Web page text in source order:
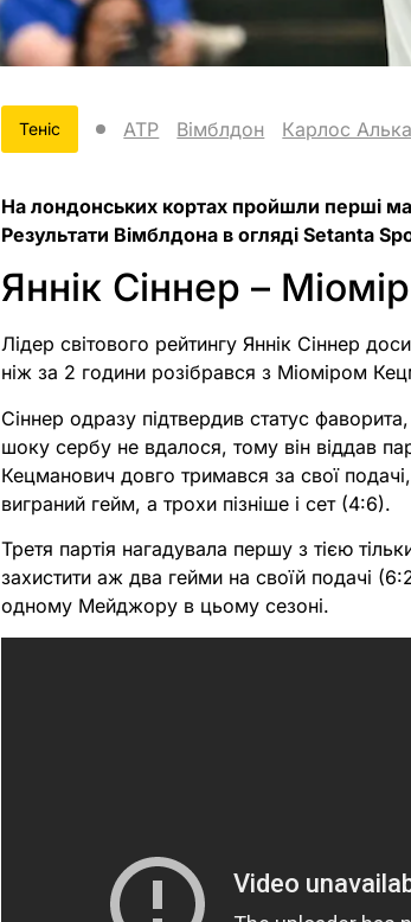
Теніс ATP Вімблдон Карлос
На лондонських кортах пройшли перші
Результати Вімблдона в огляді Setanta
Яннік Сіннер –
Лідер світового рейтингу Яннік Сіннер
ніж за 2 години розібрався з Міоміром
Сіннер одразу підтвердив статус
шоку сербу не вдалося, тому він віддав
Кецманович довго тримався за свої
виграний гейм, а трохи пізніше і сет (4:6).
Третя партія нагадувала першу з тією
захистити аж два гейми на своїй подачі
одному Мейджору в цьому сезоні.